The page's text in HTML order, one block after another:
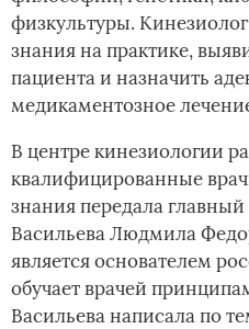
физкультуры.
знания на практике,
пациента и назначить
медикаментозное
В центре кинезиологии
квалифицированные
знания передала
Васильева Людмила
является основателем
обучает врачей
Васильева написала по